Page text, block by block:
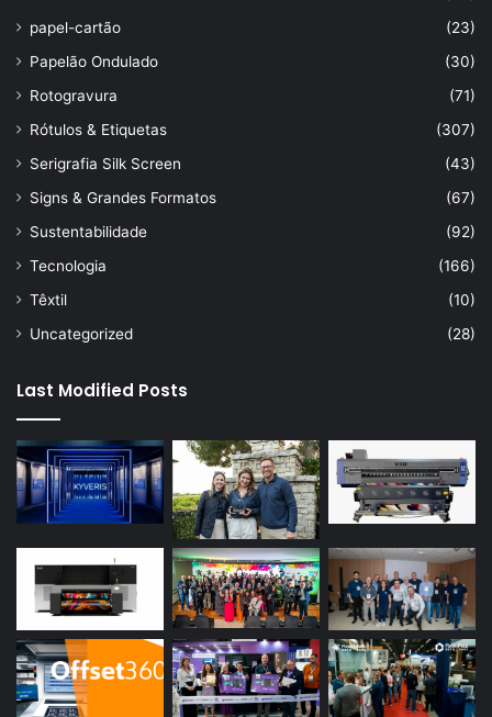
papel-cartão
(23)
Papelão Ondulado
(30)
Rotogravura
(71)
Rótulos & Etiquetas
(307)
Serigrafia Silk Screen
(43)
Signs & Grandes Formatos
(67)
Sustentabilidade
(92)
Tecnologia
(166)
Têxtil
(10)
Uncategorized
(28)
Last Modified Posts